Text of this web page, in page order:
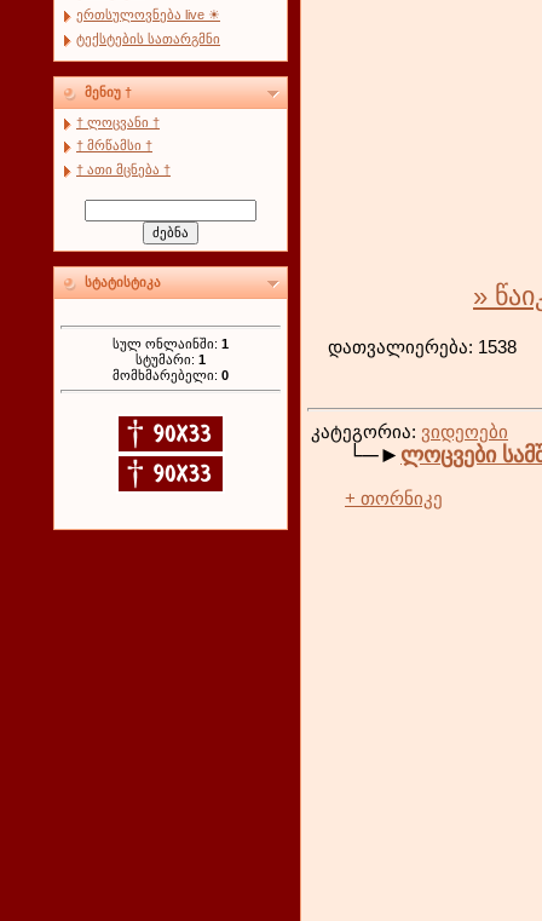
ერთსულოვნება live ☀
ტექსტების სათარგმნი
მენიუ †
† ლოცვანი †
† მრწამსი †
† ათი მცნება †
სტატისტიკა
სულ ონლაინში: 1
სტუმარი: 1
მომხმარებელი: 0
»
კატეგორია: ვიდეოები
└─► ლოცვები
+ თორნიკე